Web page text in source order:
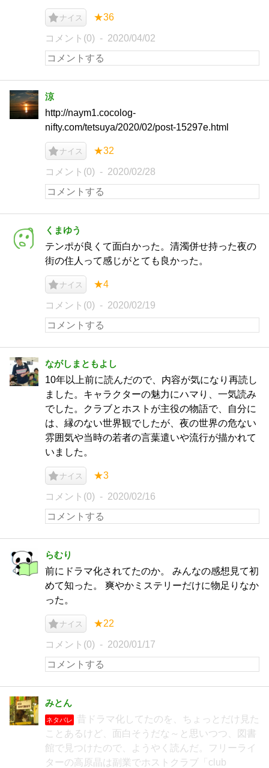
ナイス ★36
コメント(0) 2020/04/02
涼
http://naym1.cocolog-
nifty.com/tetsuya/2020/02/post-15297e.html
ナイス ★32
コメント(0) 2020/02/28
くまゆう
テンポが良くて面白かった。清濁併せ持った夜の
街の住人って感じがとても良かった。
ナイス ★4
コメント(0) 2020/02/19
ながしまともよし
10年以上前に読んだので、内容が気になり再読し
ました。キャラクターの魅力にハマり、一気読み
でした。クラブとホストが主役の物語で、自分に
は、縁のない世界観でしたが、夜の世界の危ない
雰囲気や当時の若者の言葉遣いや流行が描かれて
いました。
ナイス ★3
コメント(0) 2020/02/16
らむり
前にドラマ化されてたのか。 みんなの感想見て初
めて知った。 爽やかミステリーだけに物足りなか
った。
ナイス ★22
コメント(0) 2020/01/17
みとん
ネタバレ
昔ドラマ化してたのを、ちょっとだけ見た
ことあるけど、面白そうだな～と思いつつ、図書
館で見つけたので、ようやく読んだ。フリーライ
ターの高原晶は副業でホストクラブ「club